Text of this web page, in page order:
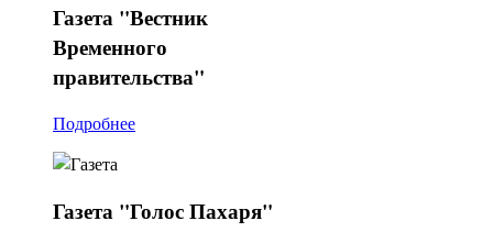
Газета "Вестник
Временного
правительства"
Подробнее
Газета "Голос Пахаря"